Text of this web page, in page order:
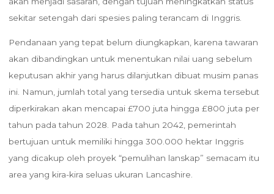
sekitar setengah dari spesies paling terancam di Inggris.
Pendanaan yang tepat belum diungkapkan, karena tawaran
akan dibandingkan untuk menentukan nilai uang sebelum
keputusan akhir yang harus dilanjutkan dibuat musim panas
ini. Namun, jumlah total yang tersedia untuk skema tersebut
diperkirakan akan mencapai £700 juta hingga £800 juta per
tahun pada tahun 2028. Pada tahun 2042, pemerintah
bertujuan untuk memiliki hingga 300.000 hektar Inggris
yang dicakup oleh proyek “pemulihan lanskap” semacam itu
area yang kira-kira seluas ukuran Lancashire.